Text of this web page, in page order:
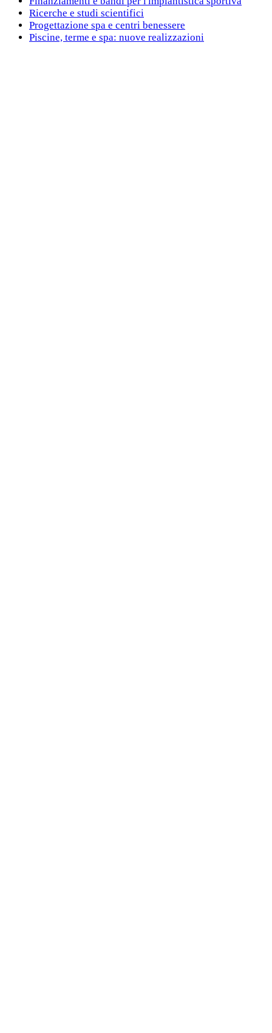
Ricerche e studi scientifici
Progettazione spa e centri benessere
Piscine, terme e spa: nuove realizzazioni